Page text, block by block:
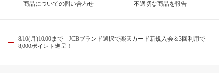
商品についての問い合わせ 不適切な商品を報告
8/10(月)10:00まで！JCBブランド選択で楽天カード新規入会＆3回利用で
8,000ポイント進呈！